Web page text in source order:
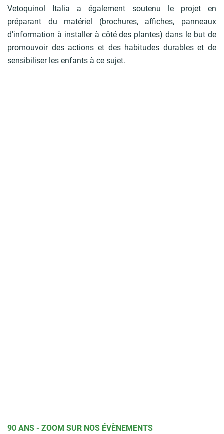
Vetoquinol Italia a également soutenu le projet en
préparant du matériel (brochures, affiches, panneaux
d'information à installer à côté des plantes) dans le but de
promouvoir des actions et des habitudes durables et de
sensibiliser les enfants à ce sujet.
90 ANS - ZOOM SUR NOS ÉVÈNEMENTS